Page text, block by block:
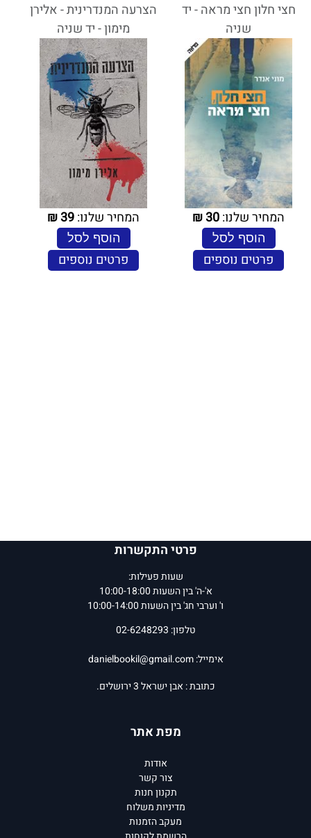
חצי חלון חצי מראה - יד
שניה
המחיר שלנו:30
₪
הוסף לסל
פרטים נוספים
הצרעה המנדרינית - אלירן
מימון - יד שניה
המחיר שלנו:39
₪
הוסף לסל
פרטים נוספים
פרטי התקשרות
שעות פעילות:
א'-ה' בין השעות 10:00-18:00
ו' וערבי חג' בין השעות 10:00-14:00
טלפון: 02-6248293
אימייל:danielbookil@gmail.com
כתובת : אבן ישראל 3 ירושלים.
מפת אתר
אודות
צור קשר
תקנון חנות
מדיניות משלוח
מעקב הזמנות